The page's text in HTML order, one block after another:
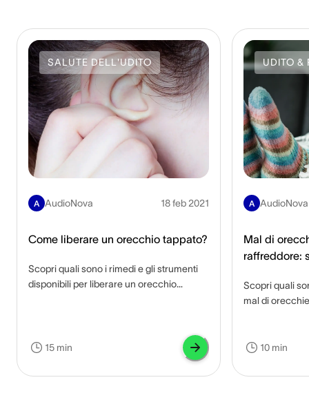
SALUTE DELL'UDITO
A AudioNova 18 feb 2021
Come liberare un orecchio tappato?
Scopri quali sono i rimedi e gli strumenti
disponibili per liberare un orecchio
15 min
UDITO &
A AudioNova
Mal di
raffreddore:
Scopri quali
mal di
10 min